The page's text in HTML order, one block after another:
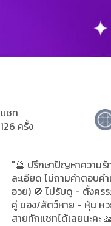
แชท
126 ครั้ง
"🔮 ปรึกษาปัญหาความรั
ละเอียด ไม่ถามคำตอบค
อวย) 🚫 ไม่รับดู - ตั้งคร
คู่ ของ/สัตว์หาย - หุ้น หว
สายทักแชทได้เลยนะคะ